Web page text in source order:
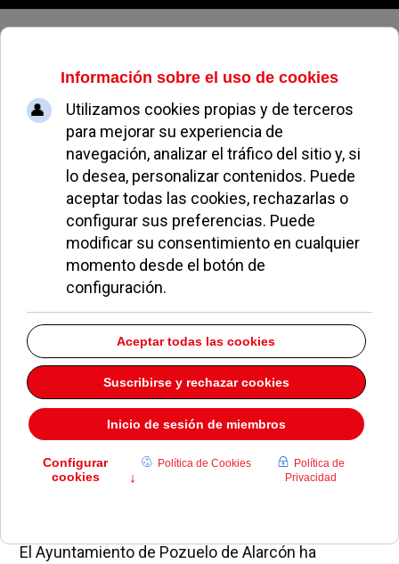
Domingo, 09 de agosto de 2026
El Ayuntamiento de Pozuelo
defiende estar al corriente de pago
con la empresa de limpieza de las
dependencias municipales
MIGUEL MUÑOZ NOTICIAS DE POZUELO 24 ABRIL 2023
El Ayuntamiento de Pozuelo de Alarcón ha